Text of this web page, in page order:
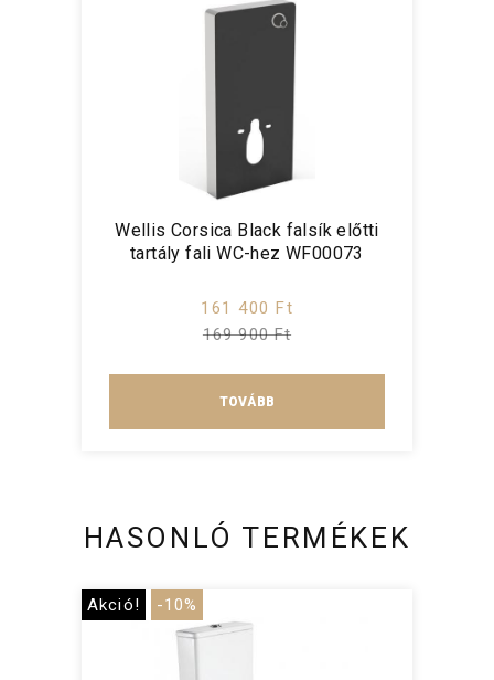
Wellis Corsica Black falsík előtti
tartály fali WC-hez WF00073
161 400 Ft
169 900 Ft
TOVÁBB
HASONLÓ TERMÉKEK
Akció! -10%